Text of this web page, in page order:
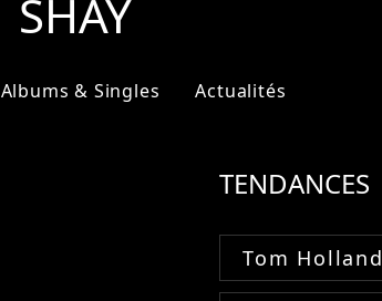
SHAY
Albums & Singles Actualités
TENDANCES
Tom Holland